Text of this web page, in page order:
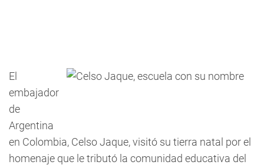
El
embajador
de
Argentina
en Colombia, Celso Jaque, visitó su tierra natal por el
homenaje que le tributó la comunidad educativa del